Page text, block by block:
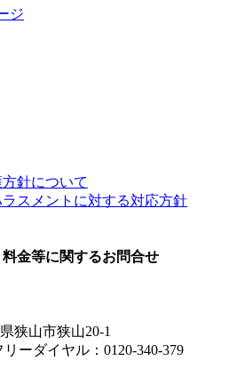
ジ
針について
スメントに対する対応方針
金等に関するお問合せ
狭山市狭山20-1
リーダイヤル：0120-340-379